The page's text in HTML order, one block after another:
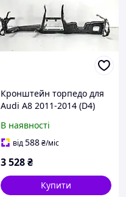
Кронштейн торпедо для
Audi A8 2011-2014 (D4)
В наявності
від588₴/міс
3 528₴
Купити